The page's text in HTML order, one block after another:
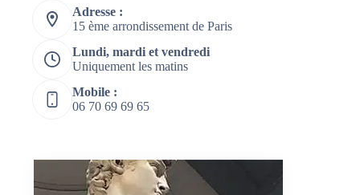
Adresse :
15 ème arrondissement de Paris
Lundi, mardi et vendredi
Uniquement les matins
Mobile :
06 70 69 69 65